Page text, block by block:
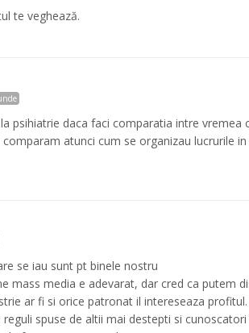
te veghează.
psihiatrie daca faci comparatia intre vremea
comparam atunci cum se organizau lucrurile
se iau sunt pt binele nostru
mass media e adevarat, dar cred ca putem
ar fi si orice patronat il intereseaza profitul.
reguli spuse de altii mai destepti si